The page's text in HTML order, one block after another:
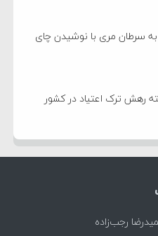
به سرطان مری با نوشیدن چای
رهش ترک اعتیاد در کشور